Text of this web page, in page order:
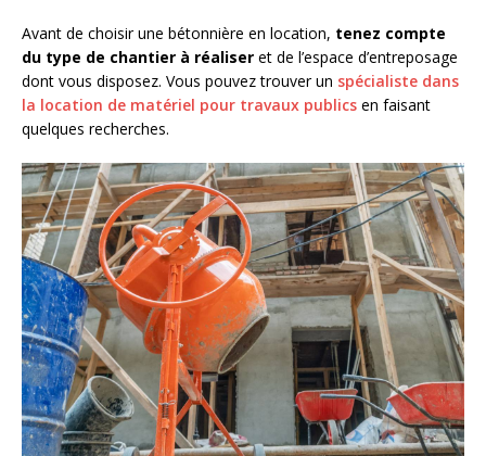
Avant de choisir une bétonnière en location, tenez compte
du type de chantier à réaliser et de l’espace d’entreposage
dont vous disposez. Vous pouvez trouver un spécialiste dans
la location de matériel pour travaux publics en faisant
quelques recherches.